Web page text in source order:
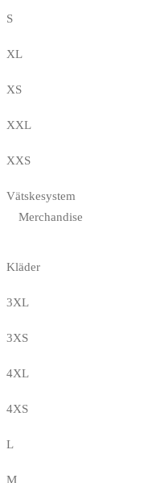
S
XL
XS
XXL
XXS
Vätskesystem
Merchandise
Kläder
3XL
3XS
4XL
4XS
L
M